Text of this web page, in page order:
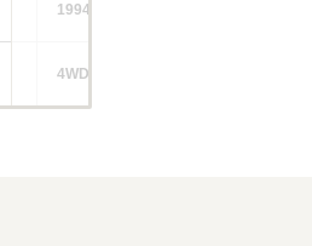
1994～2457cc
4WD